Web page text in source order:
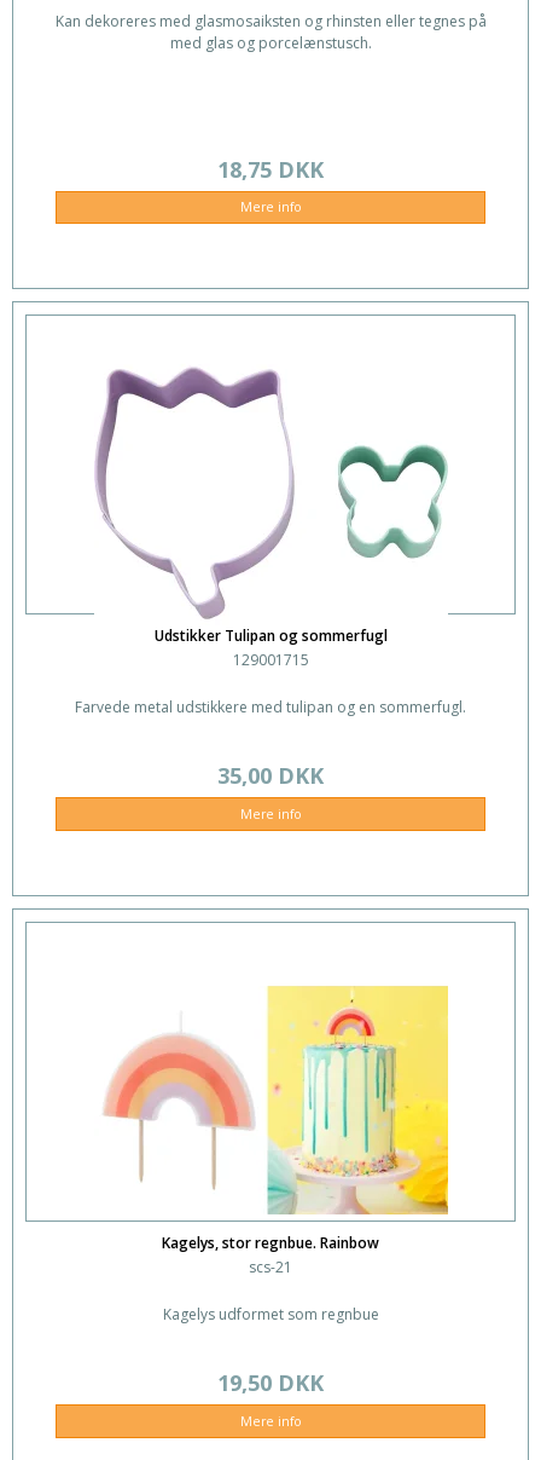
Kan dekoreres med glasmosaiksten og rhinsten eller tegnes på
med glas og porcelænstusch.
18,75 DKK
Mere info
Udstikker Tulipan og sommerfugl
129001715
Farvede metal udstikkere med tulipan og en sommerfugl.
35,00 DKK
Mere info
Kagelys, stor regnbue. Rainbow
scs-21
Kagelys udformet som regnbue
19,50 DKK
Mere info